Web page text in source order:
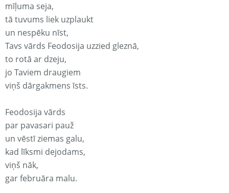
mīļuma seja,
tā tuvums liek uzplaukt
un nespēku nīst,
Tavs vārds Feodosija uzzied gleznā,
to rotā ar dzeju,
jo Taviem draugiem
viņš dārgakmens īsts.
Feodosija vārds
par pavasari pauž
un vēstī ziemas galu,
kad līksmi dejodams,
viņš nāk,
gar februāra malu.